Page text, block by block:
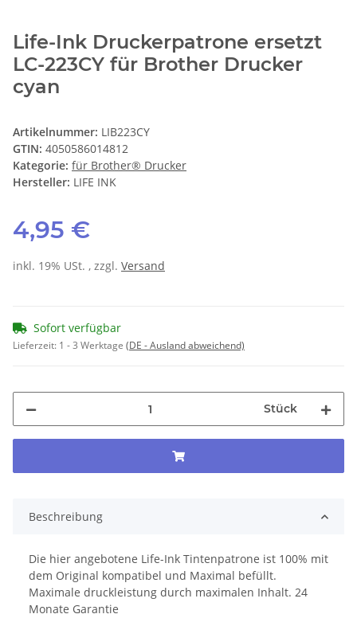
Life-Ink Druckerpatrone ersetzt
LC-223CY für Brother Drucker
cyan
Artikelnummer: LIB223CY
GTIN: 4050586014812
Kategorie: für Brother® Drucker
Hersteller: LIFE INK
4,95 €
inkl. 19% USt. , zzgl. Versand
Sofort verfügbar
Lieferzeit: 1 - 3 Werktage (DE - Ausland abweichend)
Stück
Beschreibung
Die hier angebotene Life-Ink Tintenpatrone ist 100% mit
dem Original kompatibel und Maximal befüllt.
Maximale druckleistung durch maximalen Inhalt. 24
Monate Garantie